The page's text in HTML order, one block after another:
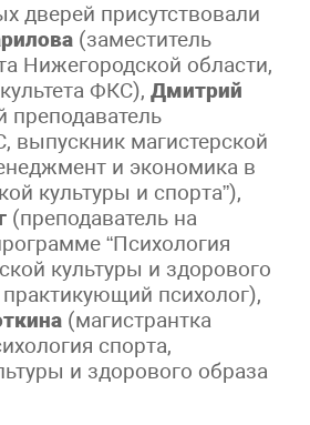
дверей присутствовали
(заместитель
Нижегородской области,
ФКС), Дмитрий
преподаватель
выпускник магистерской
и экономика в
культуры и спорта”),
(преподаватель на
“Психология
культуры и здорового
психолог),
(магистрантка
спорта,
и здорового образа